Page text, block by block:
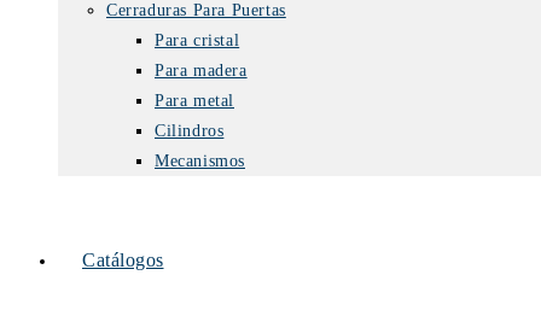
Cerraduras Para Puertas
Para cristal
Para madera
Para metal
Cilindros
Mecanismos
Catálogos